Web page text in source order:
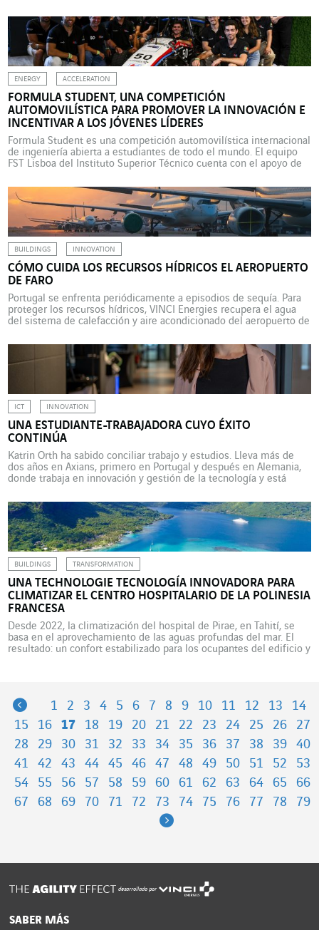
La agricultura es responsable de alrededor del 25% de las
emisiones mundiales de gases de […]
ENERGY ACCELERATION
FORMULA STUDENT, UNA COMPETICIÓN
AUTOMOVILÍSTICA PARA PROMOVER LA INNOVACIÓN E
INCENTIVAR A LOS JÓVENES LÍDERES
Formula Student es una competición automovilística internacional
de ingeniería abierta a estudiantes de todo el mundo. El equipo
FST Lisboa del Instituto Superior Técnico cuenta con el apoyo de
Omexom y Sotécnica. El 19 de agosto de 2024, veinte estudiantes
del Instituto Superior Técnico (IST) de […]
BUILDINGS INNOVATION
CÓMO CUIDA LOS RECURSOS HÍDRICOS EL AEROPUERTO
DE FARO
Portugal se enfrenta periódicamente a episodios de sequía. Para
proteger los recursos hídricos, VINCI Energies recupera el agua
del sistema de calefacción y aire acondicionado del aeropuerto de
regularmente periodos de sequía, sobre todo en las regiones del
sur. Como consecuencia, los niveles de […]
ICT INNOVATION
UNA ESTUDIANTE-TRABAJADORA CUYO ÉXITO
CONTINÚA
Katrin Orth ha sabido conciliar trabajo y estudios. Lleva más de
dos años en Axians, primero en Portugal y después en Alemania,
donde trabaja en innovación y gestión de la tecnología y está
Cuando iba al instituto, soñaba con ser reportera y hacer
documentales “para entender y hacer […]
BUILDINGS TRANSFORMATION
UNA TECHNOLOGIE TECNOLOGÍA INNOVADORA PARA
CLIMATIZAR EL CENTRO HOSPITALARIO DE LA POLINESIA
FRANCESA
Desde 2022, la climatización del hospital de Pirae, en Tahití, se
basa en el aprovechamiento de las aguas profundas del mar. El
resultado: un confort estabilizado para los ocupantes del edificio y
Previous
1 2 3 4 5 6 7 8 9 10 11 12 13
14
15
16 17 18 19 20 21 22 23 24 25 26
27
28
29 30 31 32 33 34 35 36 37 38 39
40
41
42 43 44 45 46 47 48 49 50 51 52
53
54
55 56 57 58 59 60 61 62 63 64 65
66
67
68 69 70 71 72 73 74 75 76 77 78
79
Next
desarrollado por
SABER MÁS